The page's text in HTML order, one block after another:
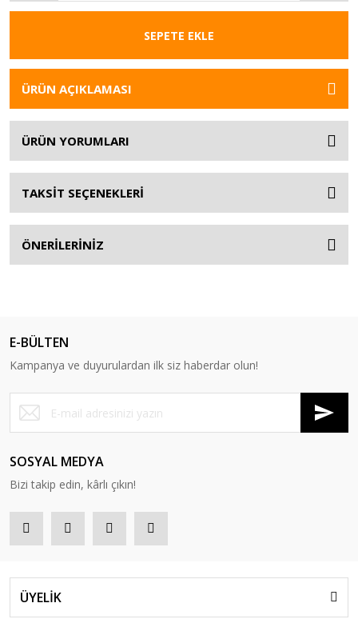
SEPETE EKLE
ÜRÜN AÇIKLAMASI
ÜRÜN YORUMLARI
TAKSİT SEÇENEKLERİ
ÖNERİLERİNİZ
E-BÜLTEN
Kampanya ve duyurulardan ilk siz haberdar olun!
SOSYAL MEDYA
Bizi takip edin, kârlı çıkın!
ÜYELİK